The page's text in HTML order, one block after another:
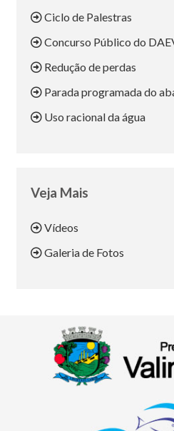
Ciclo de Palestras
Concurso Público do
Redução de perdas
Parada programada do
Uso racional da água
Veja Mais
Vídeos
Galeria de Fotos